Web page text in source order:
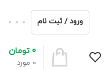
ورود / ثبت نام
0 مورد
0 تومان